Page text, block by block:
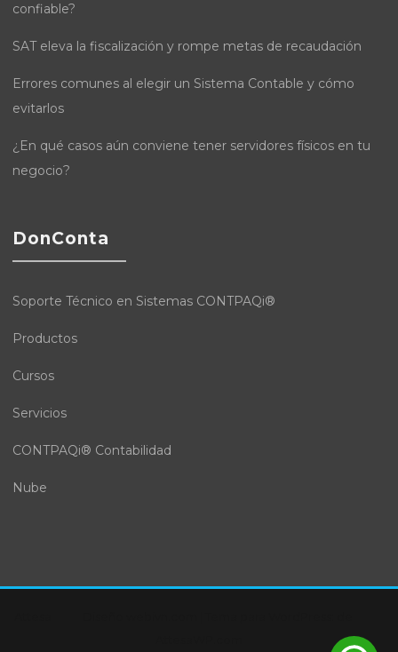
confiable?
SAT eleva la fiscalización y rompe metas de recaudación
Errores comunes al elegir un Sistema Contable y cómo
evitarlos
¿En qué casos aún conviene tener servidores físicos en tu
negocio?
DonConta
Soporte Técnico en Sistemas CONTPAQi®
Productos
Cursos
Servicios
CONTPAQi® Contabilidad
Nube